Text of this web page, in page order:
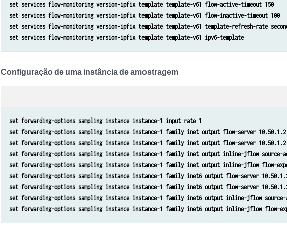
set services flow-monitoring version-ipfix template template-v61 flow-active-timeout 150
set services flow-monitoring version-ipfix template template-v61 flow-inactive-timeout 100
set services flow-monitoring version-ipfix template template-v61 template-refresh-rate
set services flow-monitoring version-ipfix template template-v61 ipv6-template
Configuração de uma instância de amostragem
set forwarding-options sampling instance instance-1 input rate 1
set forwarding-options sampling instance instance-1 family inet output flow-server
set forwarding-options sampling instance instance-1 family inet output flow-server 10.50.1.2
set forwarding-options sampling instance instance-1 family inet output inline-jflow source-
set forwarding-options sampling instance instance-1 family inet output inline-jflow flow-
set forwarding-options sampling instance instance-1 family inet6 output flow-server
set forwarding-options sampling instance instance-1 family inet6 output flow-server
set forwarding-options sampling instance instance-1 family inet6 output inline-jflow source-
set forwarding-options sampling instance instance-1 family inet6 output inline-jflow flow-